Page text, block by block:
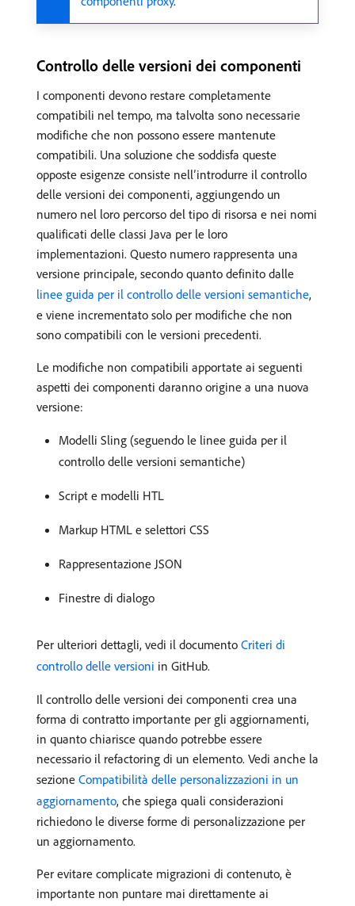
Controllo delle versioni dei componenti
I componenti devono restare completamente
compatibili nel tempo, ma talvolta sono necessarie
modifiche che non possono essere mantenute
compatibili. Una soluzione che soddisfa queste
opposte esigenze consiste nell’introdurre il controllo
delle versioni dei componenti, aggiungendo un
numero nel loro percorso del tipo di risorsa e nei nomi
qualificati delle classi Java per le loro
implementazioni. Questo numero rappresenta una
versione principale, secondo quanto definito dalle
linee guida per il controllo delle versioni semantiche,
e viene incrementato solo per modifiche che non
sono compatibili con le versioni precedenti.
Le modifiche non compatibili apportate ai seguenti
aspetti dei componenti daranno origine a una nuova
versione:
Modelli Sling (seguendo le linee guida per il
controllo delle versioni semantiche)
Script e modelli HTL
Markup HTML e selettori CSS
Rappresentazione JSON
Finestre di dialogo
Per ulteriori dettagli, vedi il documento Criteri di
controllo delle versioni in GitHub.
Il controllo delle versioni dei componenti crea una
forma di contratto importante per gli aggiornamenti,
in quanto chiarisce quando potrebbe essere
necessario il refactoring di un elemento. Vedi anche la
sezione Compatibilità delle personalizzazioni in un
aggiornamento, che spiega quali considerazioni
richiedono le diverse forme di personalizzazione per
un aggiornamento.
Per evitare complicate migrazioni di contenuto, è
importante non puntare mai direttamente ai